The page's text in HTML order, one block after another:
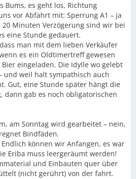
Bums, es geht los, Richtung
vor Abfahrt mit: Sperrung A1 – ja
20 Minuten Verzögerung sind wir bei
eine Stunde gedauert.
man mit dem lieben Verkäufer
es ein Oldtimertreff gewesen
eingeladen. Die Idylle wo gelebt
und weil halt sympathisch auch
Gut, eine Stunde später hängt die
dann gab es noch obligatorischen
am Sonntag wird gearbeitet – nein,
Bindfäden.
können wir Anfangen, es war
Eriba muss leergeräumt werden!
und Einbauten quer über
(nicht gerührt) von der fahrt.